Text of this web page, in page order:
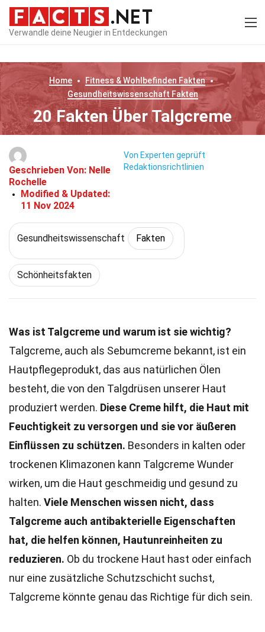
Verwandle deine Neugier in Entdeckungen
Home Fitness & Wohlbefinden Fakten
Gesundheitswissenschaft Fakten
20 Fakten Über Talgcreme
Geschrieben Von: Nelle
Rochelle
Modified & Updated:
11 Nov 2024
Von Experten geprüft
Redaktionsrichtlinien
Gesundheitswissenschaft Fakten
Schönheitsfakten
Was ist Talgcreme und warum ist sie wichtig?
Talgcreme, auch als Sebumcreme bekannt, ist ein
Hautpflegeprodukt, das aus natürlichen Ölen
besteht, die von den Talgdrüsen unserer Haut
produziert werden. Diese Creme hilft, die Haut mit
Feuchtigkeit zu versorgen und sie vor äußeren
Einflüssen zu schützen. Besonders in kalten oder
trockenen Klimazonen kann Talgcreme Wunder
wirken, um die Haut geschmeidig und gesund zu
halten. Viele Menschen wissen nicht, dass
Talgcreme auch antibakterielle Eigenschaften
hat, die helfen können, Hautunreinheiten zu
reduzieren. Ob du trockene Haut hast oder einfach
nur eine zusätzliche Schutzschicht suchst,
Talgcreme könnte genau das Richtige für dich sein.